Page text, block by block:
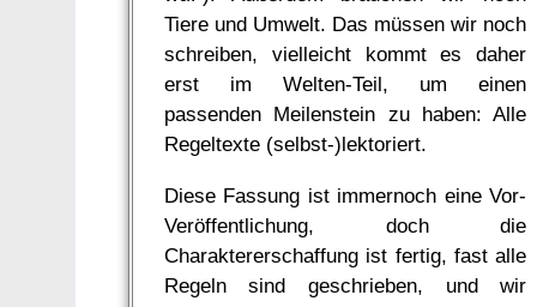
Tiere und Umwelt. Das müssen wir noch
schreiben, vielleicht kommt es daher
erst im Welten-Teil, um einen
passenden Meilenstein zu haben: Alle
Regeltexte (selbst-)lektoriert.
Diese Fassung ist immernoch eine Vor-
Veröffentlichung, doch die
Charaktererschaffung ist fertig, fast alle
Regeln sind geschrieben, und wir